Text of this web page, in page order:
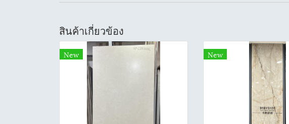
สินค้าเกี่ยวข้อง
New New